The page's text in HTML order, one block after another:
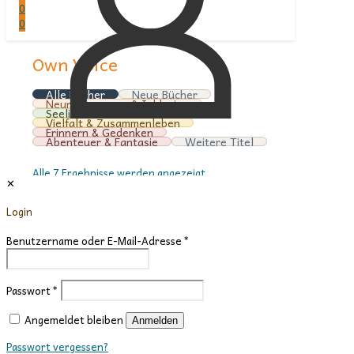
✕
Login
Benutzername oder E-Mail-Adresse*
Passwort*
Angemeldet bleiben
Anmelden
Passwort vergessen?
0
0
Own Voice
Alle Bücher Neue Bücher
Neurodivergenz & Inklusion
Seelische Gesundheit
Vielfalt & Zusammenleben
Erinnern & Gedenken
Abenteuer & Fantasie Weitere Titel
Alle 7 Ergebnisse werden angezeigt
12
24